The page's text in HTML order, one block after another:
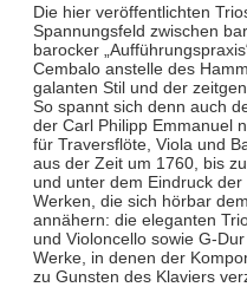
Die hier veröffentlichten
Spannungsfeld zwischen
barocker
Cembalo anstelle des
galanten Stil und der
So spannt sich denn auch
der Carl Philipp Emmanuel
für Traversflöte, Viola und
aus der Zeit um 1760, bis
und unter dem Eindruck
Werken, die sich hörbar
annähern: die eleganten
und Violoncello sowie G-
Werke, in denen der
zu Gunsten des Klaviers